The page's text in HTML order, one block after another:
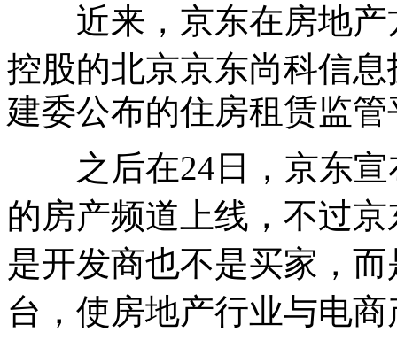
近来，京东在房地产
控股的北京京东尚科信
建委公布的住房租赁监
之后在24日，京东宣
的房产频道上线，不过
是开发商也不是买家，
台，使房地产行业与电